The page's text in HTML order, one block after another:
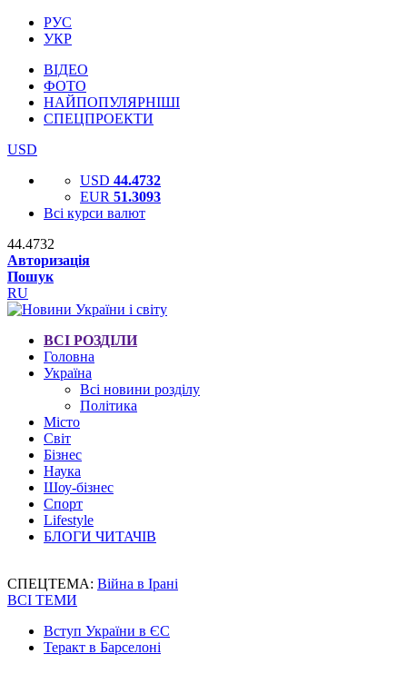
РУС
УКР
ВІДЕО
ФОТО
НАЙПОПУЛЯРНІШІ
СПЕЦПРОЕКТИ
USD
USD 44.4732
EUR 51.3093
Всі курси валют
44.4732
Авторизація
Пошук
RU
ВСІ РОЗДІЛИ
Головна
Україна
Всі новини розділу
Політика
Місто
Світ
Бізнес
Наука
Шоу-бізнес
Спорт
Lifestyle
БЛОГИ ЧИТАЧІВ
СПЕЦТЕМА: Війна в Ірані
ВСІ ТЕМИ
Вступ України в ЄС
Теракт в Барселоні